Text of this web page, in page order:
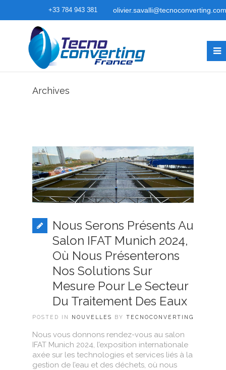
+33 784 943 381 olivier.savalli@tecnoconverting.com
Archives
Nous Serons Présents Au
Salon IFAT Munich 2024,
Où Nous Présenterons
Nos Solutions Sur
Mesure Pour Le Secteur
Du Traitement Des Eaux
POSTED IN NOUVELLES BY TECNOCONVERTING
Nous vous donnons rendez-vous au salon
IFAT Munich 2024, l’exposition internationale
axée sur les technologies et services liés à la
gestion de l’eau et des déchets, où nous